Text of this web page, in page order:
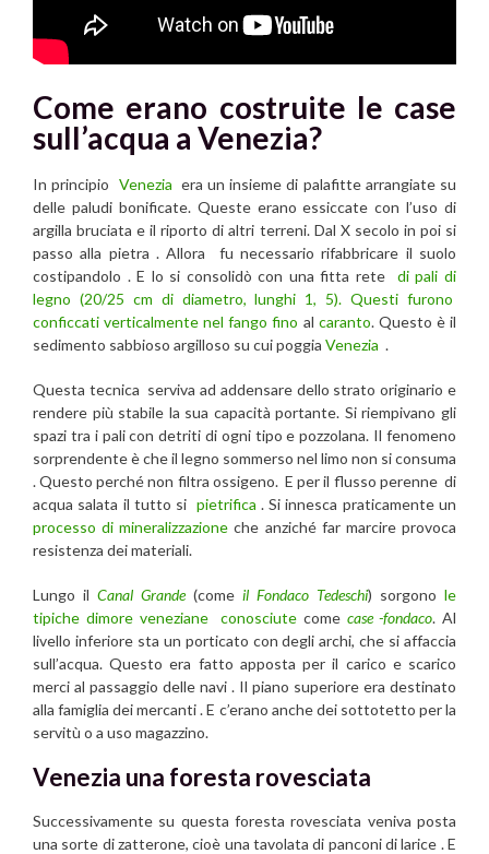
Come erano costruite le case
sull’acqua a Venezia?
In principio Venezia era un insieme di palafitte arrangiate su
delle paludi bonificate. Queste erano essiccate con l’uso di
argilla bruciata e il riporto di altri terreni. Dal X secolo in poi si
passo alla pietra . Allora fu necessario rifabbricare il suolo
costipandolo . E lo si consolidò con una fitta rete di pali di
legno (20/25 cm di diametro, lunghi 1, 5). Questi furono
conficcati verticalmente nel fango fino al caranto. Questo è il
sedimento sabbioso argilloso su cui poggia Venezia .
Questa tecnica serviva ad addensare dello strato originario e
rendere più stabile la sua capacità portante. Si riempivano gli
spazi tra i pali con detriti di ogni tipo e pozzolana. Il fenomeno
sorprendente è che il legno sommerso nel limo non si consuma
. Questo perché non filtra ossigeno. E per il flusso perenne di
acqua salata il tutto si pietrifica . Si innesca praticamente un
processo di mineralizzazione che anziché far marcire provoca
resistenza dei materiali.
Lungo il Canal Grande(come il Fondaco Tedeschi) sorgono le
tipiche dimore veneziane
conosciute come case -fondaco. Al
livello inferiore sta un porticato con degli archi, che si affaccia
sull’acqua. Questo era fatto apposta per il carico e scarico
merci al passaggio delle navi . Il piano superiore era destinato
alla famiglia dei mercanti . E c’erano anche dei sottotetto per la
servitù o a uso magazzino.
Venezia una foresta rovesciata
Successivamente su questa foresta rovesciata veniva posta
una sorte di zatterone, cioè una tavolata di panconi di larice . E